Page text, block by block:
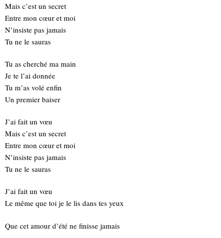
Mais c’est un secret
Entre mon cœur et moi
N’insiste pas jamais
Tu ne le sauras
Tu as cherché ma main
Je te l’ai donnée
Tu m’as volé enfin
Un premier baiser
J’ai fait un vœu
Mais c’est un secret
Entre mon cœur et moi
N’insiste pas jamais
Tu ne le sauras
J’ai fait un vœu
Le même que toi je le lis dans tes yeux
Que cet amour d’été ne finisse jamais